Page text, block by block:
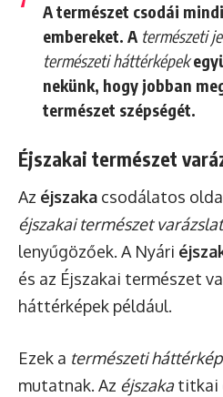
A természet csodái
embereket. A természeti
természeti háttérképek
nekünk, hogy jobban
természet szépségét.
Éjszakai természet
Az éjszaka csodálatos
éjszakai természet
lenyűgözőek. A Nyári
és az Éjszakai természet
háttérképek például.
Ezek a természeti
mutatnak. Az éjszakatitkai